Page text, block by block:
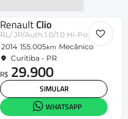
RenaultClio
RL/ JP/Auth.1.0/1.0 Hi-Power 16V 5p
2014 155.005km Mecânico
Curitiba - PR
R$ 29.900
SIMULAR
WHATSAPP